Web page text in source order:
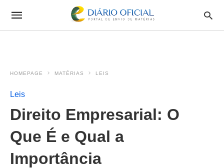
HOMEPAGE MATÉRIAS LEIS
Leis
Direito Empresarial: O
Que É e Qual a
Importância